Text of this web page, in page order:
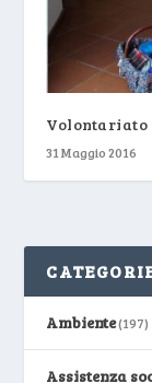
Volontariato
31 Maggio 2016
Ambiente(197)
Assistenza